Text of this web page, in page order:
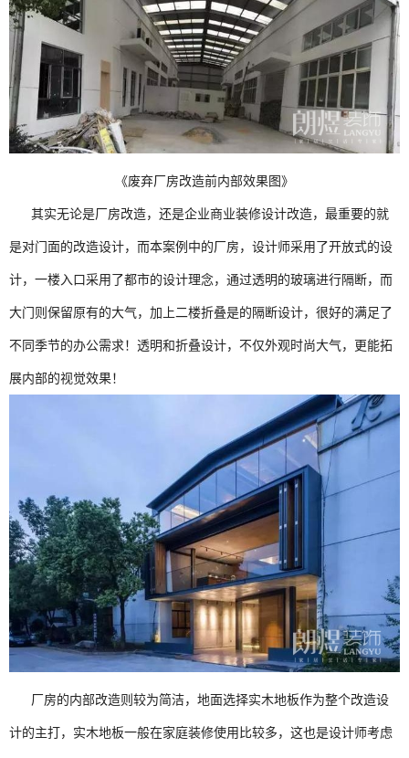
《废弃厂房改造前内部效果图》
其实无论是厂房改造，还是企业商业装修设计改造，最重要的就
是对门面的改造设计，而本案例中的厂房，设计师采用了开放式的设
计，一楼入口采用了都市的设计理念，通过透明的玻璃进行隔断，而
大门则保留原有的大气，加上二楼折叠是的隔断设计，很好的满足了
不同季节的办公需求！透明和折叠设计，不仅外观时尚大气，更能拓
展内部的视觉效果！
厂房的内部改造则较为简洁，地面选择实木地板作为整个改造设
计的主打，实木地板一般在家庭装修使用比较多，这也是设计师考虑